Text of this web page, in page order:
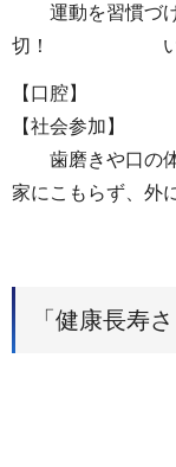
運動を習慣づけ
切！ いろいろ
【
【社会参加】
歯磨きや口
家にこもらず、外
「健康長寿